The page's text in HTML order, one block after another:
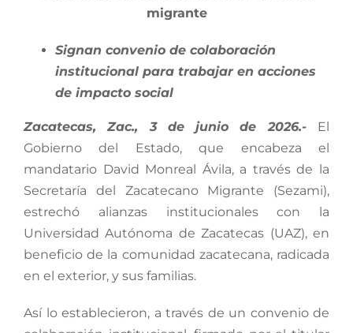
migrante
Signan convenio de colaboración
institucional para trabajar en acciones
de impacto social
Zacatecas, Zac., 3 de junio de 2026.- El
Gobierno del Estado, que encabeza el
mandatario David Monreal Ávila, a través de la
Secretaría del Zacatecano Migrante (Sezami),
estrechó alianzas institucionales con la
Universidad Autónoma de Zacatecas (UAZ), en
beneficio de la comunidad zacatecana, radicada
en el exterior, y sus familias.
Así lo establecieron, a través de un convenio de